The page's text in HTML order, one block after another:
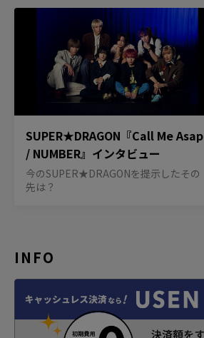
SUPER★DRAGON『Call Me Asap
/ NUMBER』インタビュー
今のSUPER★DRAGONを提示したその
先は？
INFO